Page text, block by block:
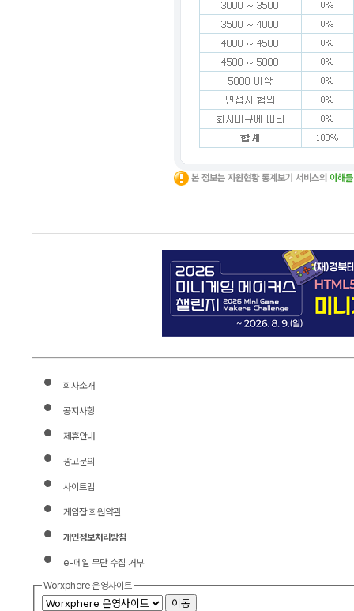
본 정보는 지원현황 통계보기 서비스의 이해
회사소개
공지사항
제휴안내
광고문의
사이트맵
게임잡 회원약관
개인정보처리방침
e-메일 무단 수집 거부
Worxphere 운영사이트
이동